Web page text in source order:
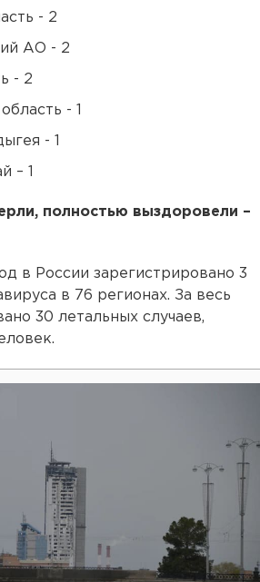
- 2
АО - 2
- 2
- 1
- 1
– 1
полностью выздоровели –
в России зарегистрировано 3
в 76 регионах. За весь
30 летальных случаев,